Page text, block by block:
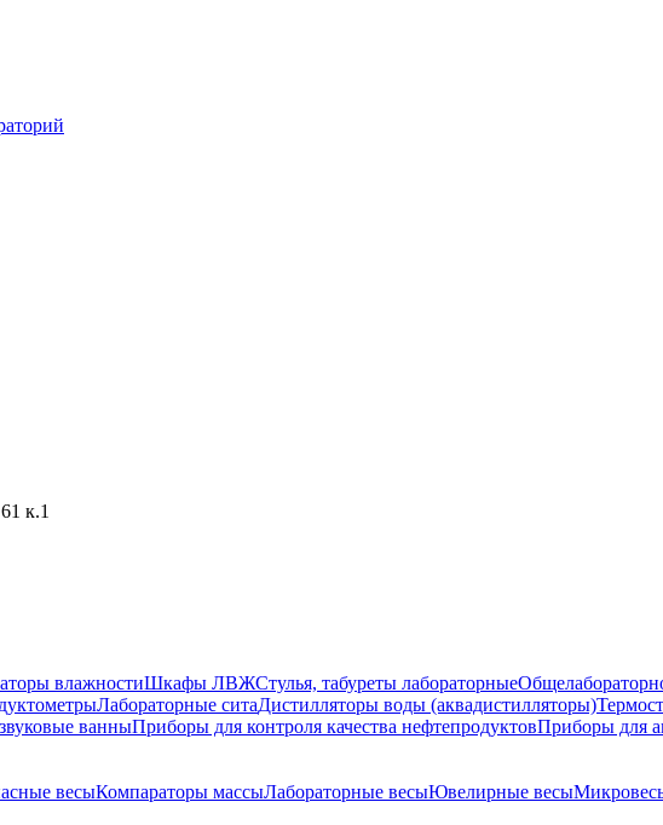
к.1
влажностиШкафы ЛВЖСтулья, табуреты лабораторные
Лабораторные ситаДистилляторы воды (аквадистилляторы)
ванныПриборы для контроля качества нефтепродуктовПриборы для
весыКомпараторы массыЛабораторные весыЮвелирные весы